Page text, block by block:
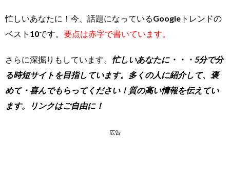
忙しいあなたに！今、話題になっているGoogleトレンドの
ベスト10です。 要点は赤字で書いています。
さらに深掘りもしています。 忙しいあなたに・・・5分で分
る時短サイトを目指しています。多くの人に紹介して、褒
めて・喜んでもらってください！質の高い情報を伝えてい
ます。リンクはご自由に！
広告